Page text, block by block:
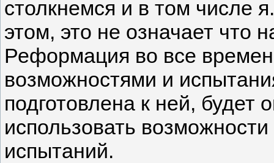
столкнемся и в том числе
этом, это не означает что
Реформация во все
возможностями и
подготовлена к ней, будет
использовать
испытаний.